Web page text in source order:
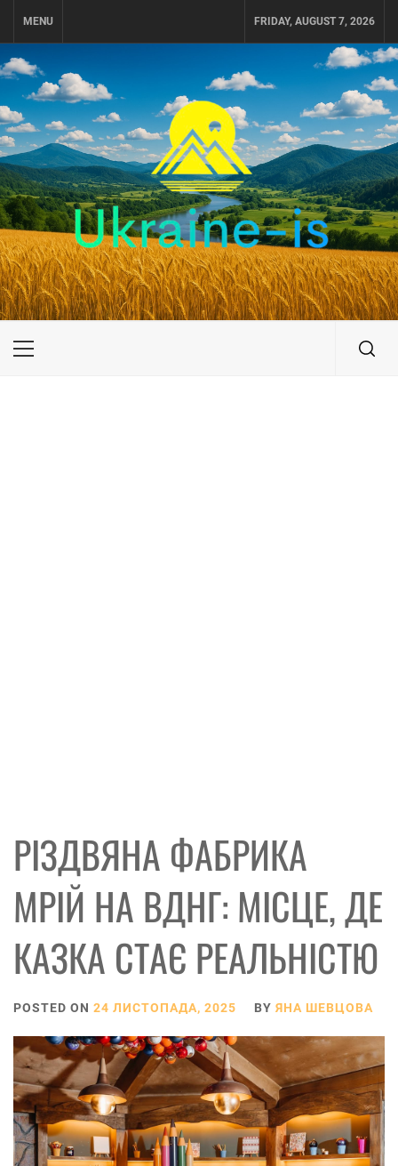
MENU FRIDAY, AUGUST 7, 2026
UKRAINE-IS
ПОДОРОЖI ПО УКРАЇНІ
Primary
РІЗДВЯНА ФАБРИКА
МРІЙ НА ВДНГ: МІСЦЕ, ДЕ
КАЗКА СТАЄ РЕАЛЬНІСТЮ
POSTED ON 24 ЛИСТОПАДА, 2025 BY ЯНА ШЕВЦОВА